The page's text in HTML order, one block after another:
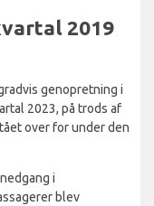
2019
genopretning i
2023, på trods af
over for under den
i
blev